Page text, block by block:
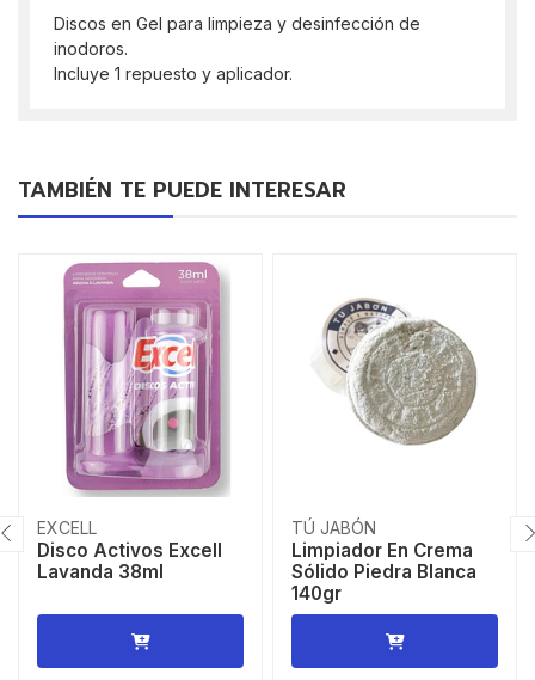
Discos en Gel para limpieza y desinfección de
inodoros.
Incluye 1 repuesto y aplicador.
TAMBIÉN TE PUEDE INTERESAR
EXCELL
Disco Activos Excell
Lavanda 38ml
TÚ JABÓN
Limpiador En Crema
Sólido Piedra Blanca
140gr